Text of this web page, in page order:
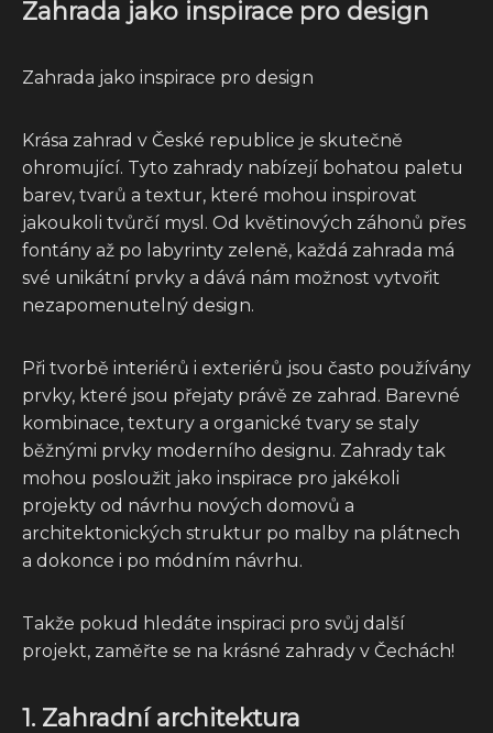
Zahrada jako inspirace pro design
Zahrada jako inspirace pro design
Krása zahrad v České republice je skutečně
ohromující. Tyto zahrady nabízejí bohatou paletu
barev, tvarů a textur, které mohou inspirovat
jakoukoli tvůrčí mysl. Od květinových záhonů přes
fontány až po labyrinty zeleně, každá zahrada má
své unikátní prvky a dává nám možnost vytvořit
nezapomenutelný design.
Při tvorbě interiérů i exteriérů jsou často používány
prvky, které jsou přejaty právě ze zahrad. Barevné
kombinace, textury a organické tvary se staly
běžnými prvky moderního designu. Zahrady tak
mohou posloužit jako inspirace pro jakékoli
projekty od návrhu nových domovů a
architektonických struktur po malby na plátnech
a dokonce i po módním návrhu.
Takže pokud hledáte inspiraci pro svůj další
projekt, zaměřte se na krásné zahrady v Čechách!
1. Zahradní architektura